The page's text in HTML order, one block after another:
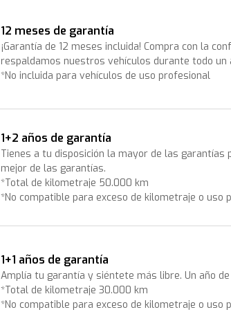
12 meses de garantía
¡Garantía de 12 meses incluida! Compra con la
respaldamos nuestros vehículos durante todo un
*No incluida para vehículos de uso profesional
1+2 años de garantía
Tienes a tu disposición la mayor de las garantías
mejor de las garantías.
*Total de kilometraje 50.000 km
*No compatible para exceso de kilometraje o uso
1+1 años de garantía
Amplía tu garantía y siéntete más libre. Un año
*Total de kilometraje 30.000 km
*No compatible para exceso de kilometraje o uso